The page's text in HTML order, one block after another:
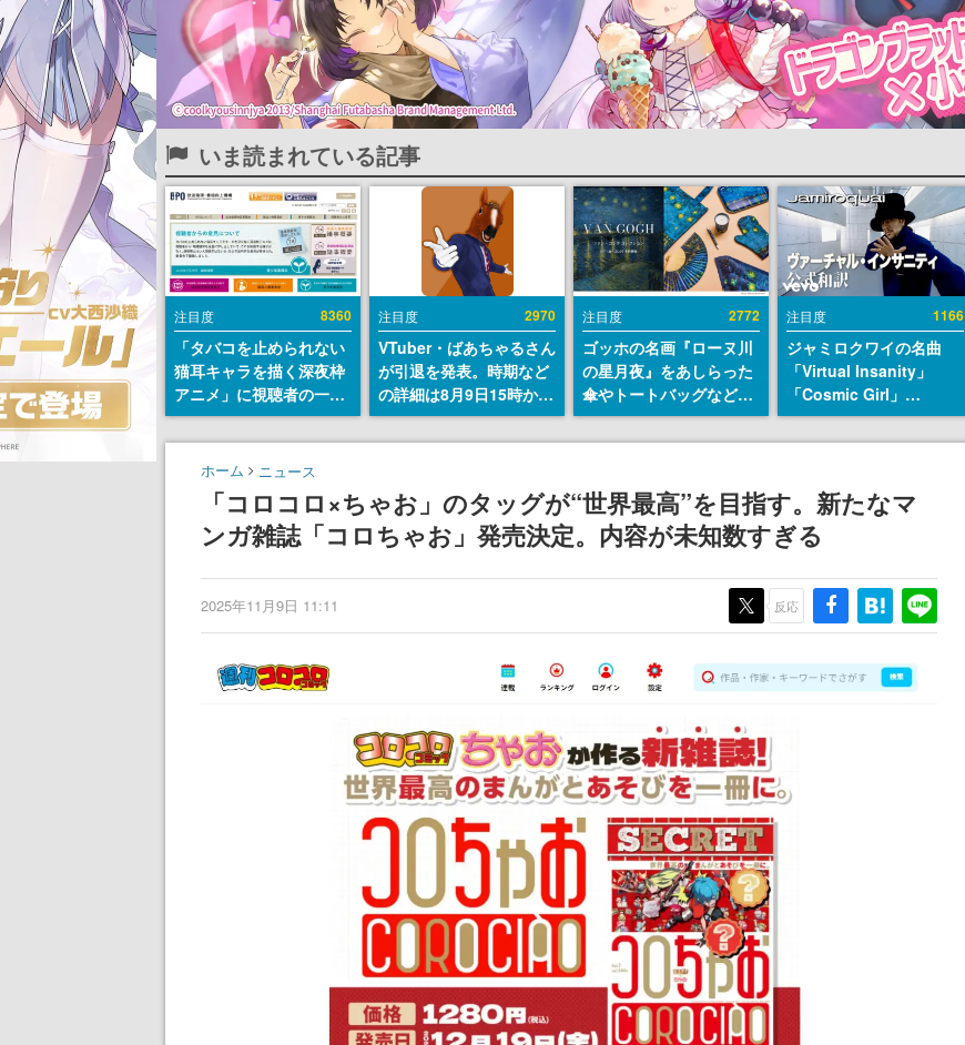
いま読まれている記事
注目度 8360
「タバコを止められない
猫耳キャラを描く深夜枠
アニメ」に視聴者の一部
から批判意見。違法薬物
の使用と思しき描写も含
めて、BPOが議論を交わ
注目度 2970
VTuber・ばあちゃるさん
が引退を発表。時期など
の詳細は8月9日15時から
の配信で説明
注目度 2772
ゴッホの名画『ローヌ川
の星月夜』をあしらった
傘やトートバッグなどが
登場。8月7日21時より2
日間限定で予約販売
注目度 1166
ジャミロクワイの名曲
「Virtual Insanity」
「Cosmic Girl」
「Canned Heat」公式日
本語字幕付きMVがいき
SONIC 2026」での9年ぶ
りとなる日本公演を記念
して
ホーム ニュース
「コロコロ×ちゃお」のタッグが“世界最高”を目指す。新たなマ
ンガ雑誌「コロちゃお」発売決定。内容が未知数すぎる
2025年11月9日 11:11 反応